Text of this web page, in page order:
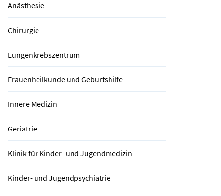
Anästhesie
Chirurgie
Lungenkrebszentrum
Frauenheilkunde und Geburtshilfe
Innere Medizin
Geriatrie
Klinik für Kinder- und Jugendmedizin
Kinder- und Jugendpsychiatrie